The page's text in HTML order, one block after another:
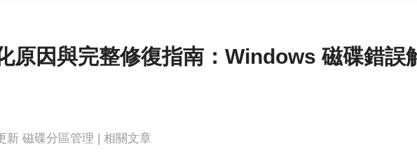
原因與完整修復指南：Windows 磁碟錯誤
新 磁碟分區管理 | 相關文章